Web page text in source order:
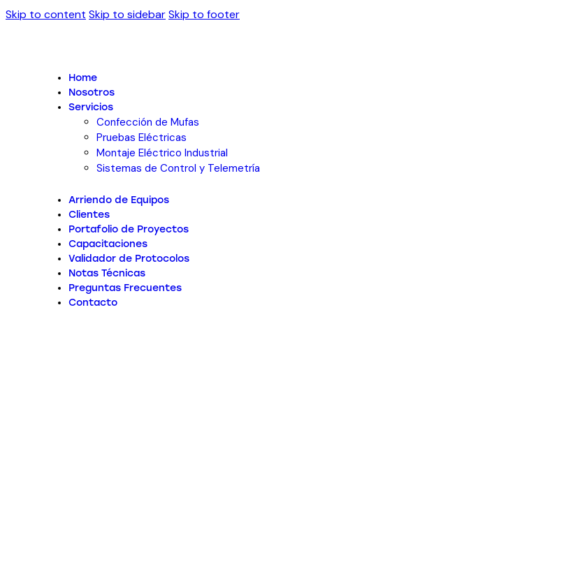
Skip to content Skip to sidebarSkip to footer
Home
Nosotros
Servicios
Confección de Mufas
Pruebas Eléctricas
Montaje Eléctrico Industrial
Sistemas de Control y Telemetría
Arriendo de Equipos
Clientes
Portafolio de Proyectos
Capacitaciones
Validador de Protocolos
Notas Técnicas
Preguntas Frecuentes
Contacto